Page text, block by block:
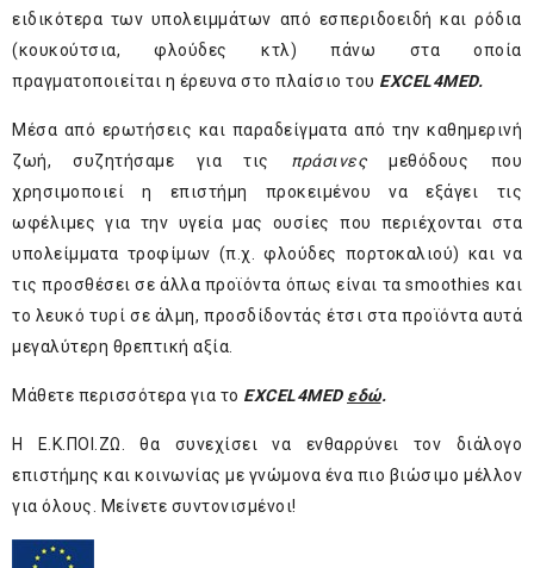
ειδικότερα των υπολειμμάτων από εσπεριδοειδή και ρόδια
(κουκούτσια, φλούδες κτλ) πάνω στα οποία
πραγματοποιείται η έρευνα στο πλαίσιο του EXCEL4MED.
Μέσα από ερωτήσεις και παραδείγματα από την καθημερινή
ζωή, συζητήσαμε για τις πράσινες μεθόδους που
χρησιμοποιεί η επιστήμη προκειμένου να εξάγει τις
ωφέλιμες για την υγεία μας ουσίες που περιέχονται στα
υπολείμματα τροφίμων (π.χ. φλούδες πορτοκαλιού) και να
τις προσθέσει σε άλλα προϊόντα όπως είναι τα smoothies και
το λευκό τυρί σε άλμη, προσδίδοντάς έτσι στα προϊόντα αυτά
μεγαλύτερη θρεπτική αξία.
Μάθετε περισσότερα για το EXCEL4MED εδώ.
Η Ε.Κ.ΠΟΙ.ΖΩ. θα συνεχίσει να ενθαρρύνει τον διάλογο
επιστήμης και κοινωνίας με γνώμονα ένα πιο βιώσιμο μέλλον
για όλους. Μείνετε συντονισμένοι!